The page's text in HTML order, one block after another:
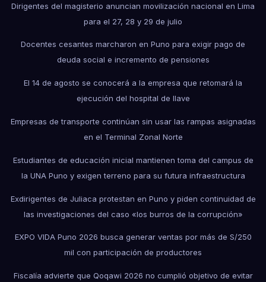
Dirigentes del magisterio anuncian movilización nacional en Lima
para el 27, 28 y 29 de julio
Docentes cesantes marcharon en Puno para exigir pago de
deuda social e incremento de pensiones
El 14 de agosto se conocerá a la empresa que retomará la
ejecución del hospital de Ilave
Empresas de transporte continúan sin usar las rampas asignadas
en el Terminal Zonal Norte
Estudiantes de educación inicial mantienen toma del campus de
la UNA Puno y exigen terreno para su futura infraestructura
Exdirigentes de Juliaca protestan en Puno y piden continuidad de
las investigaciones del caso «los burros de la corrupción»
EXPO VIDA Puno 2026 busca generar ventas por más de S/250
mil con participación de productores
Fiscalía advierte que Qoqawi 2026 no cumplió objetivo de evitar